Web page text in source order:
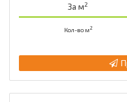
За м2
Кол-во м2